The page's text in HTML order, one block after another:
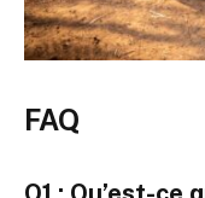
FAQ